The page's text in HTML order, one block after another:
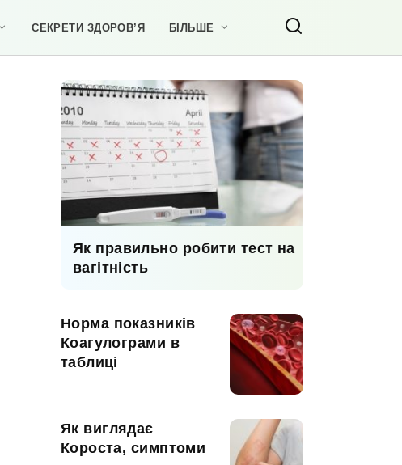
СЕКРЕТИ ЗДОРОВ’Я БІЛЬШЕ
Як правильно робити тест на
вагітність
Норма показників
Коагулограми в
таблиці
Як виглядає
Короста, симптоми